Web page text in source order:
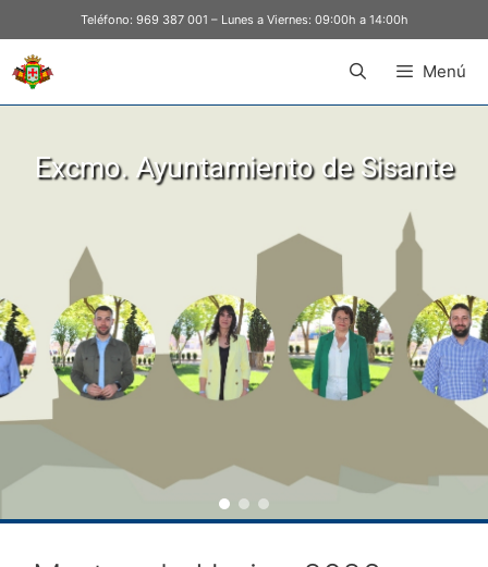
Teléfono: 969 387 001 – Lunes a Viernes: 09:00h a 14:00h
Menú
Excmo. Ayuntamiento de Sisante